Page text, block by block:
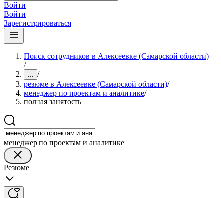
Войти
Войти
Зарегистрироваться
Поиск сотрудников в Алексеевке (Самарской области)
/
... /
резюме в Алексеевке (Самарской области)/
менеджер по проектам и аналитике/
полная занятость
менеджер по проектам и аналитике
Резюме